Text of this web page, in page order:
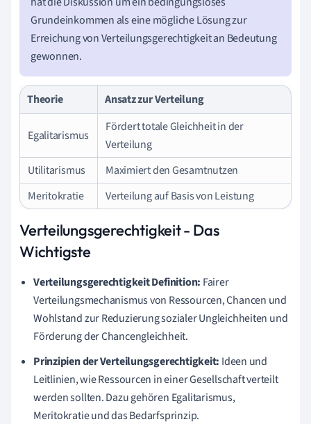
Grundeinkommen als eine mögliche Lösung zur
Erreichung von Verteilungsgerechtigkeit an Bedeutung
gewonnen.
Theorie Ansatz zur Verteilung
Egalitarismus
Fördert totale Gleichheit in der
Verteilung
Utilitarismus
Maximiert den Gesamtnutzen
Meritokratie
Verteilung auf Basis von Leistung
Verteilungsgerechtigkeit - Das
Wichtigste
Verteilungsgerechtigkeit Definition: Fairer
Verteilungsmechanismus von Ressourcen, Chancen und
Wohlstand zur Reduzierung sozialer Ungleichheiten und
Förderung der Chancengleichheit.
Prinzipien der Verteilungsgerechtigkeit: Ideen und
Leitlinien, wie Ressourcen in einer Gesellschaft verteilt
werden sollten. Dazu gehören Egalitarismus,
Meritokratie und das Bedarfsprinzip.